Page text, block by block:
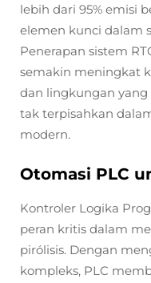
lebih dari 95% emisi
elemen kunci dalam
Penerapan sistem
semakin meningkat
dan lingkungan
tak terpisahkan
modern.
Otomasi PLC
Kontroler Logika
peran kritis dalam
pirólisis. Dengan
kompleks, PLC